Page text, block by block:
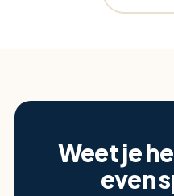
Weet je
even